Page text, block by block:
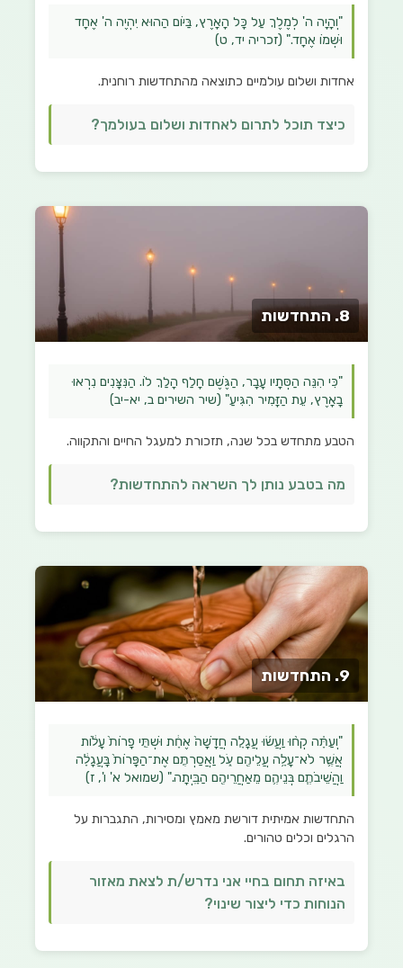
"וְהָיָה ה' לְמֶלֶךְ עַל כָּל הָאָרֶץ, בַּיּוֹם הַהוּא יִהְיֶה ה' אֶחָד
וּשְׁמוֹ אֶחָד." (זכריה יד, ט)
אחדות ושלום עולמיים כתוצאה מהתחדשות רוחנית.
כיצד תוכל לתרום לאחדות ושלום בעולמך?
"כִּי הִנֵּה הַסְּתָיו עָבָר, הַגֶּשֶׁם חָלַף הָלַךְ לוֹ. הַנִּצָּנִים נִרְאוּ
בָאָרֶץ, עֵת הַזָּמִיר הִגִּיעַ" (שיר השירים ב, יא-יב)
הטבע מתחדש בכל שנה, תזכורת למעגל החיים והתקווה.
מה בטבע נותן לך השראה להתחדשות?
"וְעַתָּ֗ה קְח֨וּ וַעֲשׂ֜וּ עֲגָלָ֤ה חֲדָשָׁה֙ אֶחָ֔ת וּשְׁתֵּ֤י פָרוֹת֙ עָל֔וֹת
אֲשֶׁ֛ר לֹא־עָלָ֥ה עֲלֵיהֶ֖ם עֹ֑ל וַאֲסַרְתֶּ֤ם אֶת־הַפָּרוֹת֙ בָּעֲגָלָ֔ה
וַהֲשֵׁיבֹתֶ֧ם בְּנֵיהֶ֛ם מֵאַחֲרֵיהֶ֖ם הַבָּֽיְתָה." (שמואל א' ו', ז)
התחדשות אמיתית דורשת מאמץ ומסירות, התגברות על
הרגלים וכלים טהורים.
באיזה תחום בחיי אני נדרש/ת לצאת מאזור
הנוחות כדי ליצור שינוי?